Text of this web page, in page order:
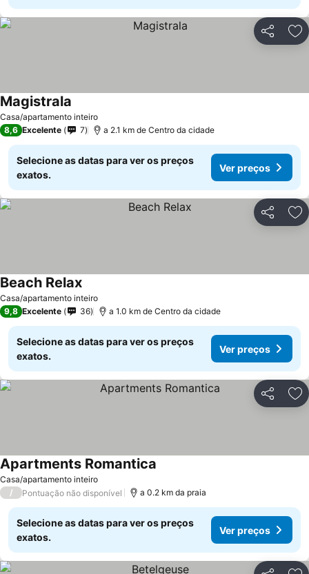
Partilhar
Casa/apartamento inteiro
Magistrala
8,6 Excelente 7 a 2.1 km de Centro da cidade
Selecione as datas para ver os preços
exatos.
Ver preços
Partilhar
Casa/apartamento inteiro
Beach Relax
9,8 Excelente 36 a 1.0 km de Centro da cidade
Selecione as datas para ver os preços
exatos.
Ver preços
Partilhar
Casa/apartamento inteiro
Apartments Romantica
/ Pontuação não disponível a 0.2 km da praia
Selecione as datas para ver os preços
exatos.
Ver preços